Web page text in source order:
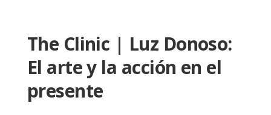
The Clinic | Luz Donoso:
El arte y la acción en el
presente